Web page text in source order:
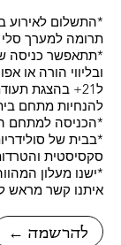
← להרשמה
*התשלום לאירוע
תרומה למערך סלי
ובליווי הורה או
ל21+ בהצגת
להנחיות מתחם
*הכניסה למתחם
*בבית של
סקסיסטית
*ישנו מעלון
איתנו קשר מראש